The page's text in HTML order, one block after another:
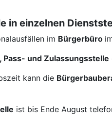
in einzelnen
im Bürgerbüro
Pass- und Zulassungsstelle
kann die
ist bis Ende August